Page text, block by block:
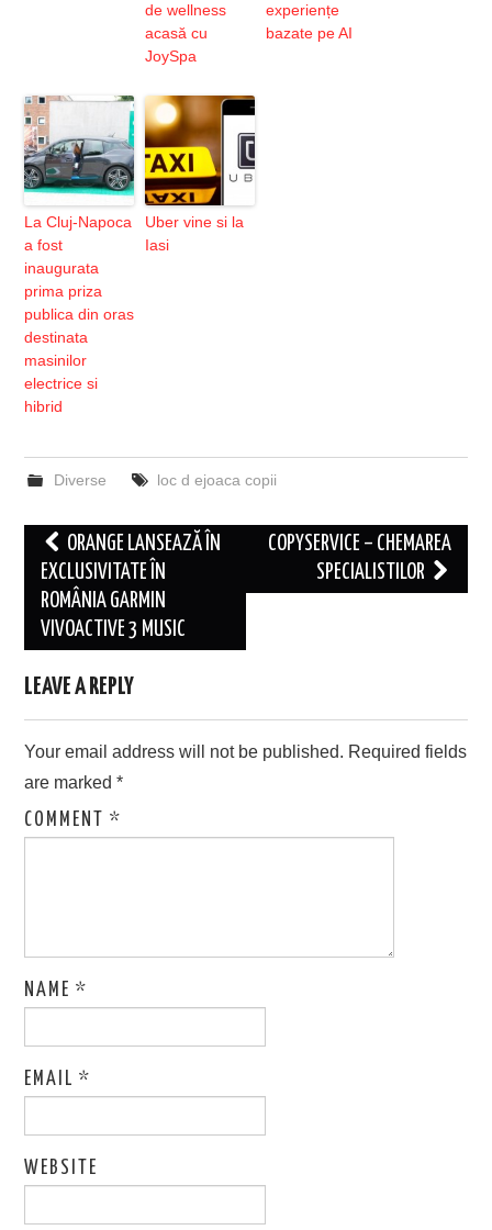
de wellness
acasă cu
JoySpa
experiențe
bazate pe AI
La Cluj-Napoca
a fost
inaugurata
prima priza
publica din oras
destinata
masinilor
electrice si
hibrid
Uber vine si la
Iasi
Diverse loc d ejoaca copii
Post
navigation
ORANGE LANSEAZĂ ÎN
EXCLUSIVITATE ÎN
ROMÂNIA GARMIN
VIVOACTIVE 3 MUSIC
COPYSERVICE – CHEMAREA
SPECIALISTILOR
LEAVE A REPLY
Your email address will not be published. Required fields
are marked*
COMMENT*
NAME*
EMAIL*
WEBSITE